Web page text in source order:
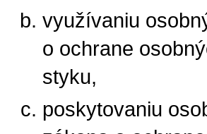
využívaniu
o ochrane
styku,
poskytovaniu